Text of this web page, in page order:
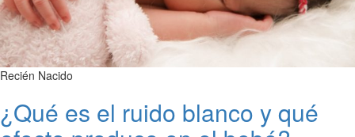
Recién Nacido
¿Qué es el ruido blanco y qué